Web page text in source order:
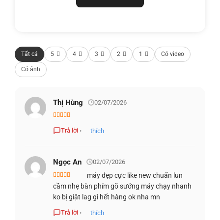
mang lại khả năng vận hành ổn định mà còn tối ưu hóa
T14s Gen 2 cho phép truy cập dữ liệu nhanh chóng, giảm
Tất cả 5 4 3 2 1 Có video
Có ảnh
Thị Hùng 02/07/2026
hạng55 sao
Trả lời • thích
Ngọc An 02/07/2026
Được xếp
hạng55 sao
máy đẹp cực like new chuẩn lun
cầm nhẹ bàn phím gõ sướng máy chạy nhanh
ko bị giật lag gì hết hàng ok nha mn
Trả lời • thích